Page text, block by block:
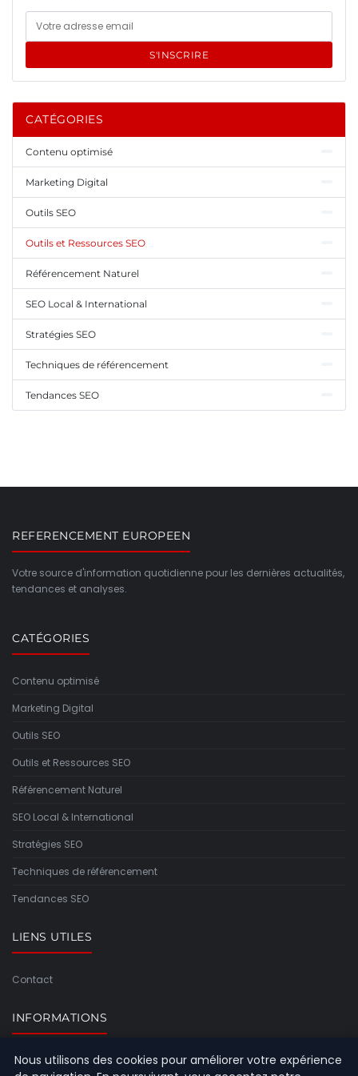
S'INSCRIRE
CATÉGORIES
Contenu optimisé
Marketing Digital
Outils SEO
Outils et Ressources SEO
Référencement Naturel
SEO Local & International
Stratégies SEO
Techniques de référencement
Tendances SEO
REFERENCEMENT EUROPEEN
Votre source d'information quotidienne pour les dernières actualités,
tendances et analyses.
CATÉGORIES
Contenu optimisé
Marketing Digital
Outils SEO
Outils et Ressources SEO
Référencement Naturel
SEO Local & International
Stratégies SEO
Techniques de référencement
Tendances SEO
LIENS UTILES
Contact
INFORMATIONS
Plan du site
Nous utilisons des cookies pour améliorer votre expérience